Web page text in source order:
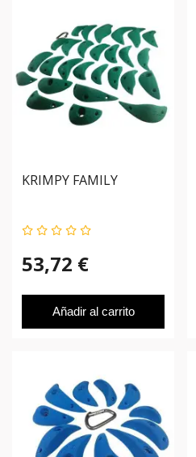
KRIMPY FAMILY
53,72 €
Añadir al carrito